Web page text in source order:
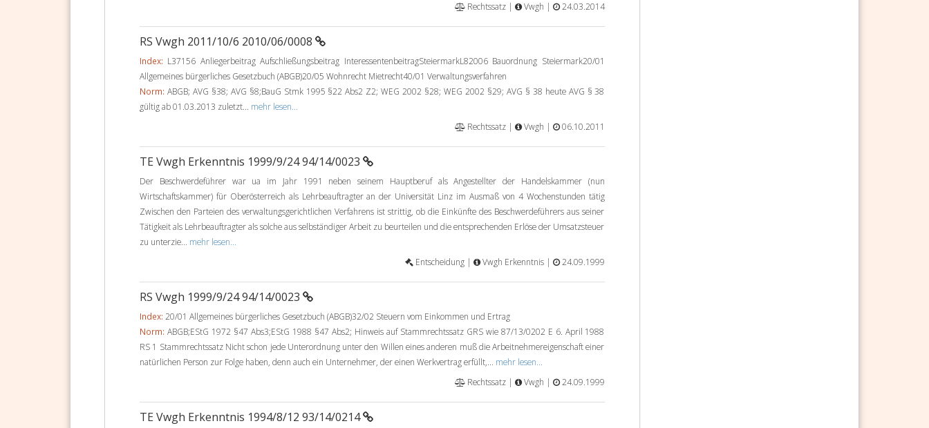
Rechtssatz |
Vwgh | 24.03.2014
RS Vwgh 2011/10/6 2010/06/0008
Index: L37156 Anliegerbeitrag Aufschließungsbeitrag InteressentenbeitragSteiermarkL82006 Bauordnung Steiermark20/01
Allgemeines bürgerliches Gesetzbuch (ABGB)20/05 Wohnrecht Mietrecht40/01 Verwaltungsverfahren
Norm: ABGB; AVG §38; AVG §8;BauG Stmk 1995 §22 Abs2 Z2; WEG 2002 §28; WEG 2002 §29; AVG § 38 heute AVG § 38
gültig ab 01.03.2013 zuletzt... mehr lesen...
Rechtssatz |
Vwgh | 06.10.2011
TE Vwgh Erkenntnis 1999/9/24 94/14/0023
Der Beschwerdeführer war ua im Jahr 1991 neben seinem Hauptberuf als Angestellter der Handelskammer (nun
Wirtschaftskammer) für Oberösterreich als Lehrbeauftragter an der Universität Linz im Ausmaß von 4 Wochenstunden tätig
Zwischen den Parteien des verwaltungsgerichtlichen Verfahrens ist strittig, ob die Einkünfte des Beschwerdeführers aus seiner
Tätigkeit als Lehrbeauftragter als solche aus selbständiger Arbeit zu beurteilen und die entsprechenden Erlöse der Umsatzsteuer
zu unterzie... mehr lesen...
Entscheidung |
Vwgh Erkenntnis | 24.09.1999
RS Vwgh 1999/9/24 94/14/0023
Index: 20/01 Allgemeines bürgerliches Gesetzbuch (ABGB)32/02 Steuern vom Einkommen und Ertrag
Norm: ABGB;EStG 1972 §47 Abs3;EStG 1988 §47 Abs2; Hinweis auf Stammrechtssatz GRS wie 87/13/0202 E 6. April 1988
RS 1 Stammrechtssatz Nicht schon jede Unterordnung unter den Willen eines anderen muß die Arbeitnehmereigenschaft einer
natürlichen Person zur Folge haben, denn auch ein Unternehmer, der einen Werkvertrag erfüllt,... mehr lesen...
Rechtssatz |
Vwgh | 24.09.1999
TE Vwgh Erkenntnis 1994/8/12 93/14/0214